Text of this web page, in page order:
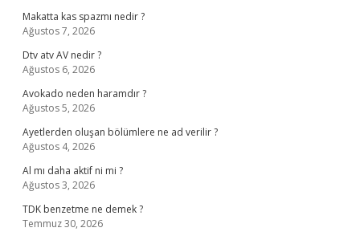
Makatta kas spazmı nedir ?
Ağustos 7, 2026
Dtv atv AV nedir ?
Ağustos 6, 2026
Avokado neden haramdır ?
Ağustos 5, 2026
Ayetlerden oluşan bölümlere ne ad verilir ?
Ağustos 4, 2026
Al mı daha aktif ni mi ?
Ağustos 3, 2026
TDK benzetme ne demek ?
Temmuz 30, 2026